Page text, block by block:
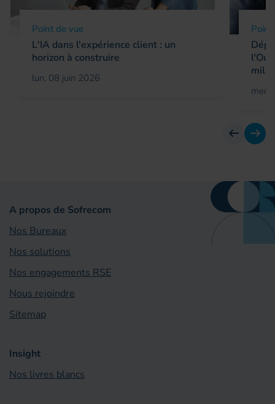
Point de vue
L'IA dans l'expérience client : un
horizon à construire
lun. 08 juin 2026
Point
mer.
Avant
A propos de Sofrecom
Nos Bureaux
Nos solutions
Nos engagements RSE
Nous rejoindre
Sitemap
Insight
Nos livres blancs